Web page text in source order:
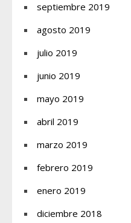
septiembre 2019
agosto 2019
julio 2019
junio 2019
mayo 2019
abril 2019
marzo 2019
febrero 2019
enero 2019
diciembre 2018